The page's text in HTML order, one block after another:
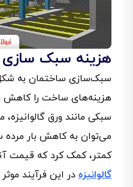
هزینه سبک
سبک‌سازی ساختمان به
هزینه‌های ساخت را کاهش
سبکی مانند ورق گالوانیزه،
می‌توان به کاهش بار مرده
کمتر، کمک کرد که قیمت
گالوانیزه در این فرآیند